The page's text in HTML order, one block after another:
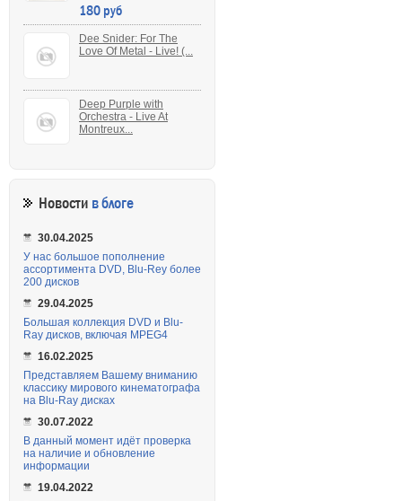
180 руб
Dee Snider: For The
Love Of Metal - Live! (...
Deep Purple with
Orchestra - Live At
Montreux...
Новости в блоге
30.04.2025
У нас большое пополнение
ассортимента DVD, Blu-Rey более
200 дисков
29.04.2025
Большая коллекция DVD и Blu-
Ray дисков, включая MPEG4
16.02.2025
Представляем Вашему вниманию
классику мирового кинематографа
на Blu-Ray дисках
30.07.2022
В данный момент идёт проверка
на наличие и обновление
информации
19.04.2022